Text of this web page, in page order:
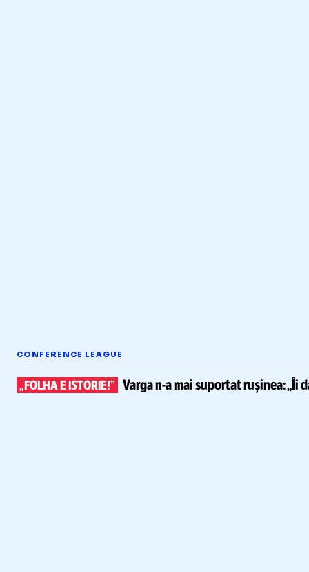
CONFERENCE LEAGUE
„FOLHA E ISTORIE!” Vargan-amai suportat rușinea:„Îi